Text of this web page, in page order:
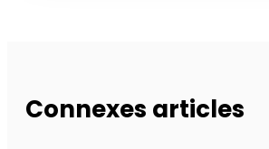
Connexes articles